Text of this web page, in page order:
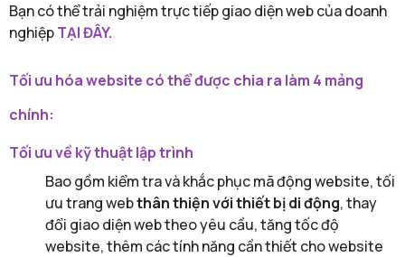
Bạn có thể trải nghiệm trực tiếp giao diện web của doanh
nghiệpTẠI ĐÂY.
Tối ưu hóa website có thể được chia ra làm 4 mảng
chính:
Tối ưu về kỹ thuật lập trình
Bao gồm kiểm tra và khắc phục mã động website, tối
ưu trang webthân thiện với thiết bị di động, thay
đổi giao diện web theo yêu cầu, tăng tốc độ
website, thêm các tính năng cần thiết cho website